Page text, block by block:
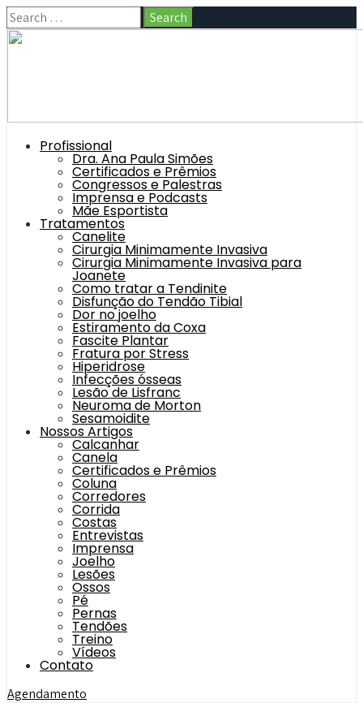
Profissional
Dra. Ana Paula Simões
Certificados e Prêmios
Congressos e Palestras
Imprensa e Podcasts
Mãe Esportista
Tratamentos
Canelite
Cirurgia Minimamente Invasiva
Cirurgia Minimamente Invasiva para
Joanete
Como tratar a Tendinite
Disfunção do Tendão Tibial
Dor no joelho
Estiramento da Coxa
Fascite Plantar
Fratura por Stress
Hiperidrose
Infecções ósseas
Lesão de Lisfranc
Neuroma de Morton
Sesamoidite
Nossos Artigos
Calcanhar
Canela
Certificados e Prêmios
Coluna
Corredores
Corrida
Costas
Entrevistas
Imprensa
Joelho
Lesões
Ossos
Pé
Pernas
Tendões
Treino
Vídeos
Contato
Agendamento